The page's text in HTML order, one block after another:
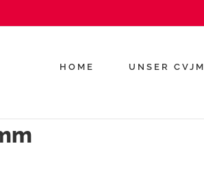
HOME UNSER CVJM